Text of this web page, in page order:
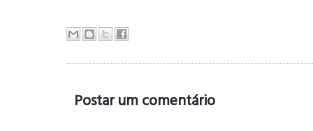
Postar um comentário